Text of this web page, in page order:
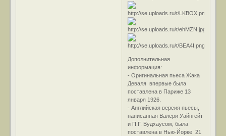
Дополнительная
информация:
- Оригинальная пьеса Жака
Деваля впервые была
поставлена в Париже 13
января 1926.
- Английская версия пьесы,
написанная Валери Уайнгейт
и П.Г. Вудхаусом, была
поставлена в Нью-Йорке 21